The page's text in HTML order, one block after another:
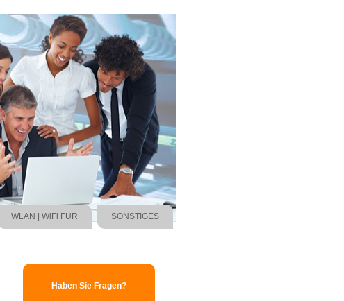
WLAN | WiFi FÜR SONSTIGES
Haben Sie Fragen?